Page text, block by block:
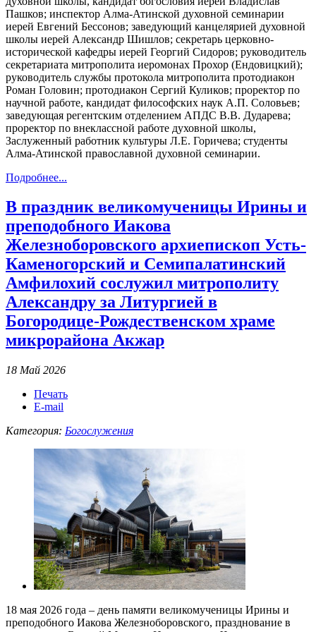
Пашков; инспектор Алма-Атинской духовной семинарии
иерей Евгений Бессонов; заведующий канцелярией духовной
школы иерей Александр Шишлов; секретарь церковно-
исторической кафедры иерей Георгий Сидоров; руководитель
секретариата митрополита иеромонах Прохор (Ендовицкий);
руководитель службы протокола митрополита протодиакон
Роман Головин; протодиакон Сергий Куликов; проректор по
научной работе, кандидат философских наук А.П. Соловьев;
заведующая регентским отделением АПДС В.В. Дударева;
проректор по внеклассной работе духовной школы,
Заслуженный работник культуры Л.Е. Горичева; студенты
Алма-Атинской православной духовной семинарии.
Подробнее...
В праздник великомученицы Ирины и
преподобного Иакова
Железноборовского архиепископ Усть-
Каменогорский и Семипалатинский
Амфилохий сослужил митрополиту
Александру за Литургией в
Богородице-Рождественском храме
микрорайона Акжар
18 Май 2026
Печать
E-mail
Категория: Богослужения
18 мая 2026 года – день памяти великомученицы Ирины и
преподобного Иакова Железноборовского, празднование в